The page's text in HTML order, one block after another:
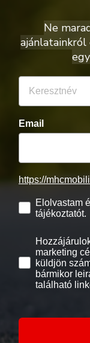
Ne
ajánlatainkról
Email
https://
Elolvastam
tájékoztatót.
marketing
küldjön
bármikor
található